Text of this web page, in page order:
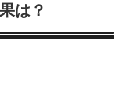
は？